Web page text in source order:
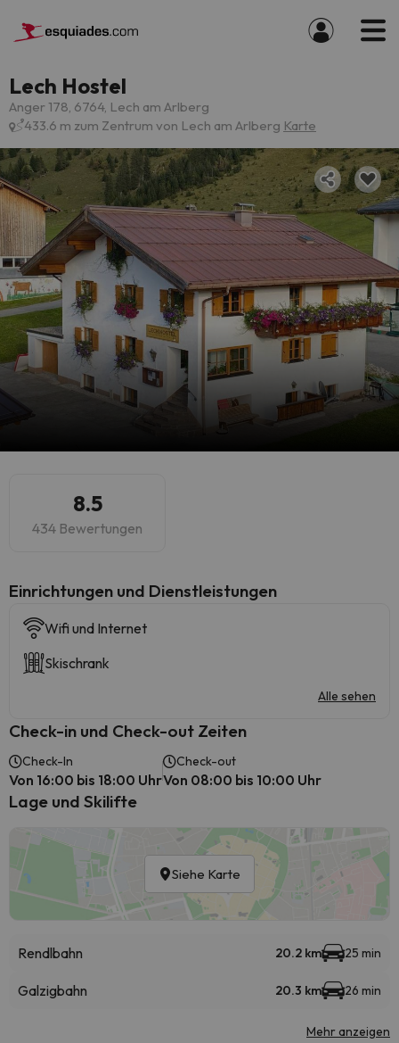
Lech Hostel
Anger 178, 6764, Lech am Arlberg
433.6 m zum Zentrum von Lech am Arlberg Karte
8.5
434 Bewertungen
​Einrichtungen und Dienstleistungen
Wifi und Internet
Skischrank
Alle sehen
Check-in und Check-out Zeiten
Check-In
Von 16:00 bis 18:00 Uhr
Check-out
Von 08:00 bis 10:00 Uhr
Lage und Skilifte
Siehe Karte
Rendlbahn 20.2 km 25 min
Galzigbahn 20.3 km 26 min
Mehr anzeigen